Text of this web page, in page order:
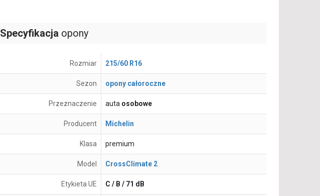
Specyfikacja opony
Rozmiar 215/60 R16
Sezon opony całoroczne
Przeznaczenie auta osobowe
Producent Michelin
Klasa premium
Model CrossClimate 2
Etykieta UE C / B / 71 dB